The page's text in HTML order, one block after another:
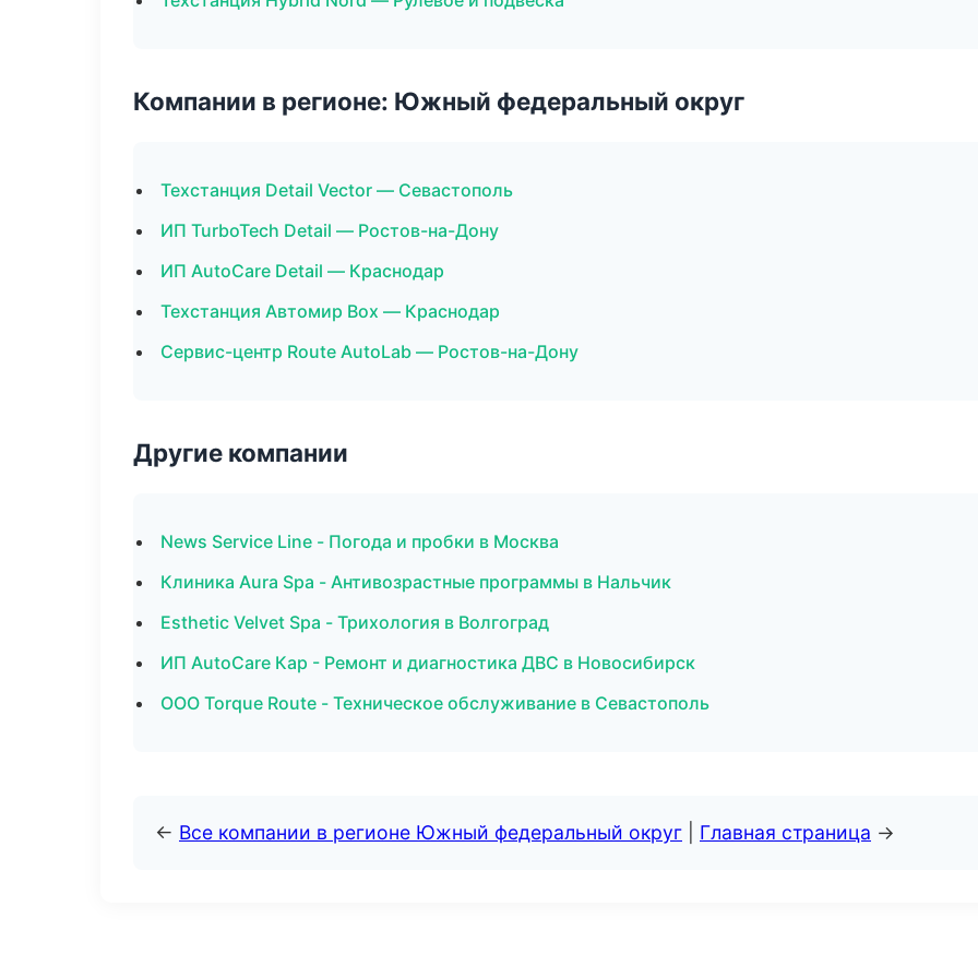
Компании в регионе: Южный федеральный округ
Техстанция Detail Vector — Севастополь
ИП TurboTech Detail — Ростов-на-Дону
ИП AutoCare Detail — Краснодар
Техстанция Автомир Box — Краснодар
Сервис-центр Route AutoLab — Ростов-на-Дону
Другие компании
News Service Line - Погода и пробки в Москва
Клиника Aura Spa - Антивозрастные программы в Нальчик
Esthetic Velvet Spa - Трихология в Волгоград
ИП AutoCare Кар - Ремонт и диагностика ДВС в Новосибирск
ООО Torque Route - Техническое обслуживание в Севастополь
← Все компании в регионе Южный федеральный округ Главная страница →